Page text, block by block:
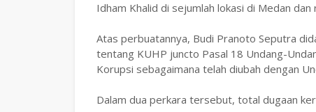
Idham Khalid di sejumlah lokasi di Medan
Atas perbuatannya, Budi Pranoto Seputra
tentang KUHP juncto Pasal 18 Undang-
Korupsi sebagaimana telah diubah dengan
Dalam dua perkara tersebut, total dugaan